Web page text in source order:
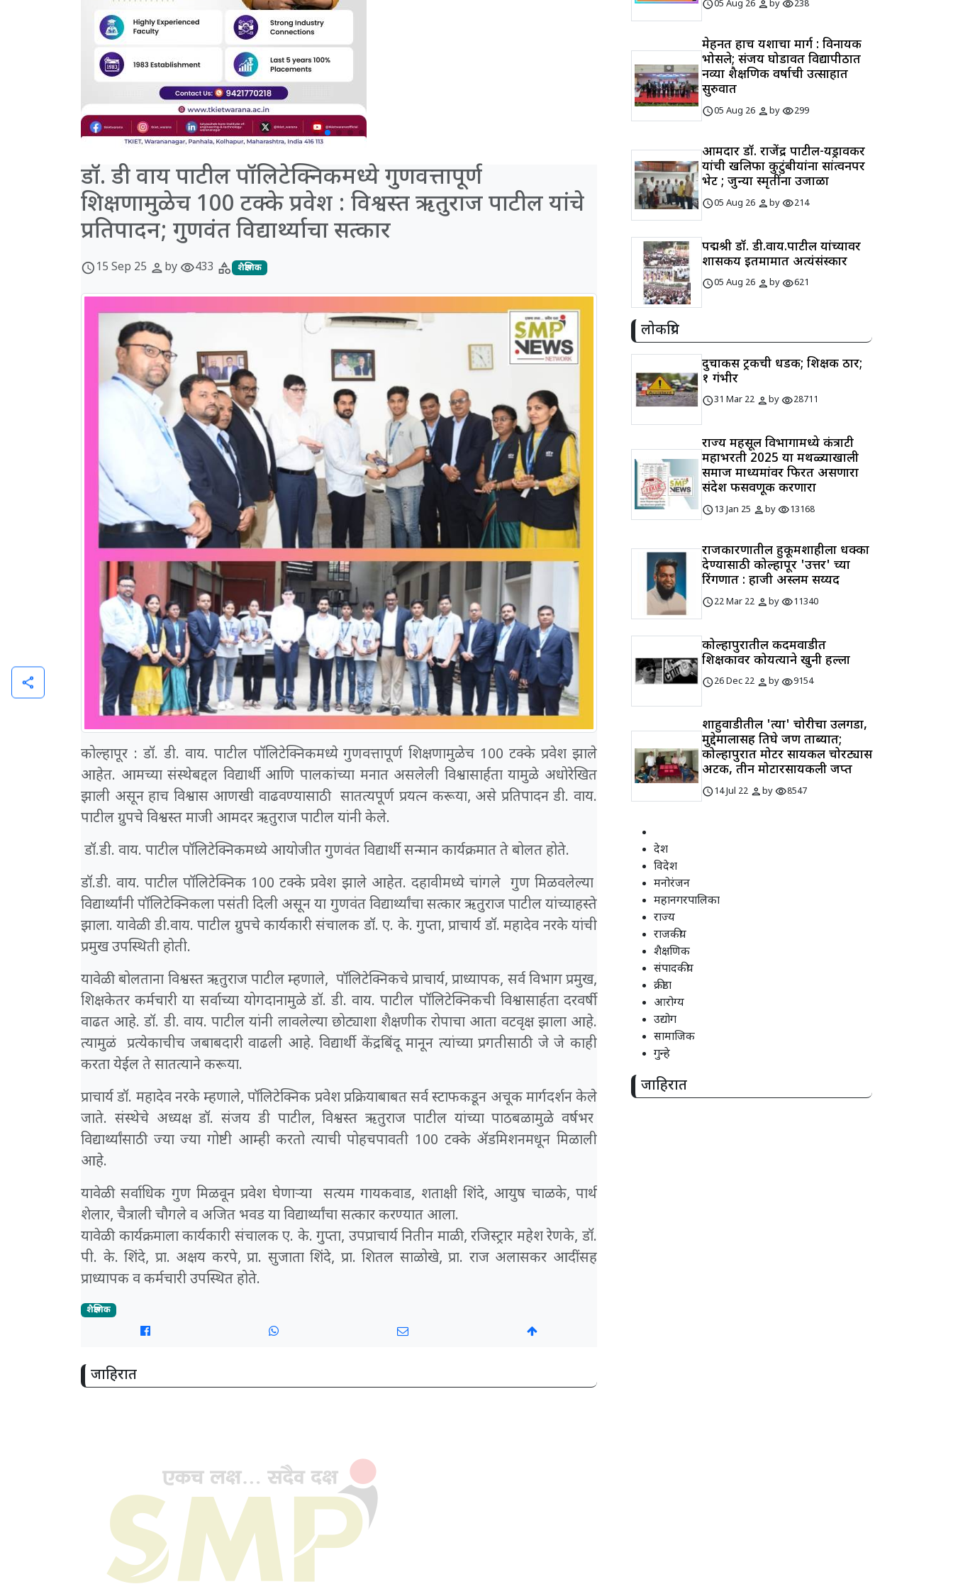
डॉ. डी वाय पाटील पॉलिटेक्निकमध्ये गुणवत्तापूर्ण
शिक्षणामुळेच 100 टक्के प्रवेश : विश्वस्त ऋतुराज पाटील यांचे
प्रतिपादन; गुणवंत विद्यार्थ्याचा सत्कार
schedule15 Sep 25 personby visibility433 category शैक्षणिक
कोल्हापूर : डॉ. डी. वाय. पाटील पॉलिटेक्निकमध्ये गुणवत्तापूर्ण शिक्षणामुळेच 100 टक्के प्रवेश झाले
आहेत. आमच्या संस्थेबद्दल विद्यार्थी आणि पालकांच्या मनात असलेली विश्वासार्हता यामुळे अधोरेखित
झाली असून हाच विश्वास आणखी वाढवण्यासाठी सातत्यपूर्ण प्रयत्न करूया, असे प्रतिपादन डी. वाय.
पाटील ग्रुपचे विश्वस्त माजी आमदर ऋतुराज पाटील यांनी केले.
डॉ.डी. वाय. पाटील पॉलिटेक्निकमध्ये आयोजीत गुणवंत विद्यार्थी सन्मान कार्यक्रमात ते बोलत होते.
डॉ.डी. वाय. पाटील पॉलिटेक्निक 100 टक्के प्रवेश झाले आहेत. दहावीमध्ये चांगले गुण मिळवलेल्या
विद्यार्थ्यांनी पॉलिटेक्निकला पसंती दिली असून या गुणवंत विद्यार्थ्यांचा सत्कार ऋतुराज पाटील यांच्याहस्ते
झाला. यावेळी डी.वाय. पाटील ग्रुपचे कार्यकारी संचालक डॉ. ए. के. गुप्ता, प्राचार्य डॉ. महादेव नरके यांची
प्रमुख उपस्थिती होती.
यावेळी बोलताना विश्वस्त ऋतुराज पाटील म्हणाले, पॉलिटेक्निकचे प्राचार्य, प्राध्यापक, सर्व विभाग प्रमुख,
शिक्षकेतर कर्मचारी या सर्वाच्या योगदानामुळे डॉ. डी. वाय. पाटील पॉलिटेक्निकची विश्वासार्हता दरवर्षी
वाढत आहे. डॉ. डी. वाय. पाटील यांनी लावलेल्या छोट्याशा शैक्षणीक रोपाचा आता वटवृक्ष झाला आहे.
त्यामुळं प्रत्येकाचीच जबाबदारी वाढली आहे. विद्यार्थी केंद्रबिंदू मानून त्यांच्या प्रगतीसाठी जे जे काही
करता येईल ते सातत्याने करूया.
प्राचार्य डॉ. महादेव नरके म्हणाले, पॉलिटेक्निक प्रवेश प्रक्रियाबाबत सर्व स्टाफकडून अचूक मार्गदर्शन केले
जाते. संस्थेचे अध्यक्ष डॉ. संजय डी पाटील, विश्वस्त ऋतुराज पाटील यांच्या पाठबळामुळे वर्षभर
विद्यार्थ्यांसाठी ज्या ज्या गोष्टी आम्ही करतो त्याची पोहचपावती 100 टक्के ॲडमिशनमधून मिळाली
आहे.
यावेळी सर्वाधिक गुण मिळवून प्रवेश घेणाऱ्या सत्यम गायकवाड, शताक्षी शिंदे, आयुष चाळके, पार्थ
शेलार, चैत्राली चौगले व अजित भवड या विद्यार्थ्यांचा सत्कार करण्यात आला.
यावेळी कार्यक्रमाला कार्यकारी संचालक ए. के. गुप्ता, उपप्राचार्य नितीन माळी, रजिस्ट्रार महेश रेणके, डॉ.
पी. के. शिंदे, प्रा. अक्षय करपे, प्रा. सुजाता शिंदे, प्रा. शितल साळोखे, प्रा. राज अलासकर आदींसह
प्राध्यापक व कर्मचारी उपस्थित होते.
शैक्षणिक
जाहिरात
schedule05 Aug 26 personbyvisibility238
मेहनत हाच यशाचा मार्ग : विनायक
भोसले; संजय घोडावत विद्यापीठात
नव्या शैक्षणिक वर्षाची उत्साहात
सुरुवात
schedule05 Aug 26 personbyvisibility299
आमदार डॉ. राजेंद्र पाटील-यड्रावकर
यांची खलिफा कुटुंबीयांना सांत्वनपर
भेट ; जुन्या स्मृतींना उजाळा
schedule05 Aug 26 personbyvisibility214
पद्मश्री डॉ. डी.वाय.पाटील यांच्यावर
शासकीय इतमामात अत्यंसंस्कार
schedule05 Aug 26 personbyvisibility621
लोकप्रिय
दुचाकीस ट्रकची धडक; शिक्षक ठार;
१ गंभीर
schedule31 Mar 22 personbyvisibility28711
राज्य महसूल विभागामध्ये कंत्राटी
महाभरती 2025 या मथळ्याखाली
समाज माध्यमांवर फिरत असणारा
संदेश फसवणूक करणारा
schedule13 Jan 25 personbyvisibility13168
राजकारणातील हुकूमशाहीला धक्का
देण्यासाठी कोल्हापूर 'उत्तर' च्या
रिंगणात : हाजी अस्लम सय्यद
schedule22 Mar 22 personbyvisibility11340
कोल्हापुरातील कदमवाडीत
शिक्षकावर कोयत्याने खुनी हल्ला
schedule26 Dec 22 personbyvisibility9154
शाहुवाडीतील 'त्या' चोरीचा उलगडा,
मुद्देमालासह तिघे जण ताब्यात;
कोल्हापुरात मोटर सायकल चोरट्यास
अटक, तीन मोटारसायकली जप्त
schedule14 Jul 22 personbyvisibility8547
देश
विदेश
मनोरंजन
महानगरपालिका
राज्य
राजकीय
शैक्षणिक
संपादकीय
क्रीडा
आरोग्य
उद्योग
सामाजिक
गुन्हे
जाहिरात
share